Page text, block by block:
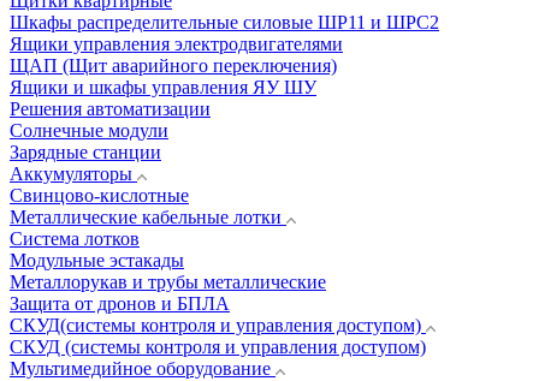
Шкафы распределительные силовые ШР11 и ШРС2
Ящики управления электродвигателями
ЩАП (Щит аварийного переключения)
Ящики и шкафы управления ЯУ ШУ
Решения автоматизации
Солнечные модули
Зарядные станции
Аккумуляторы
Свинцово-кислотные
Металлические кабельные лотки
Система лотков
Модульные эстакады
Металлорукав и трубы металлические
Защита от дронов и БПЛА
СКУД(системы контроля и управления доступом)
СКУД (системы контроля и управления доступом)
Мультимедийное оборудование